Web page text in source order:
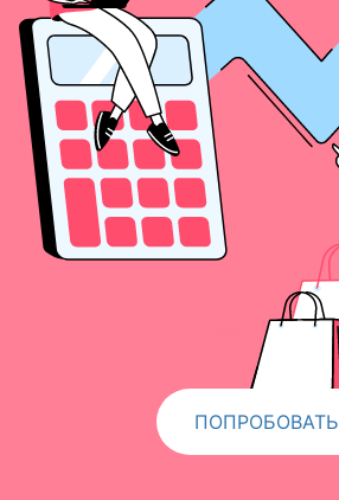
ПОПРОБОВАТЬ